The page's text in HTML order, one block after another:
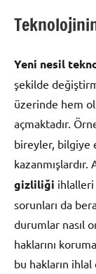
Yeni nesil
şekilde
üzerinde hem
açmaktadır.
bireyler, bilgiye
gizliliği ihlalleri
sorunları da
durumlar nasıl
haklarını
bu hakların